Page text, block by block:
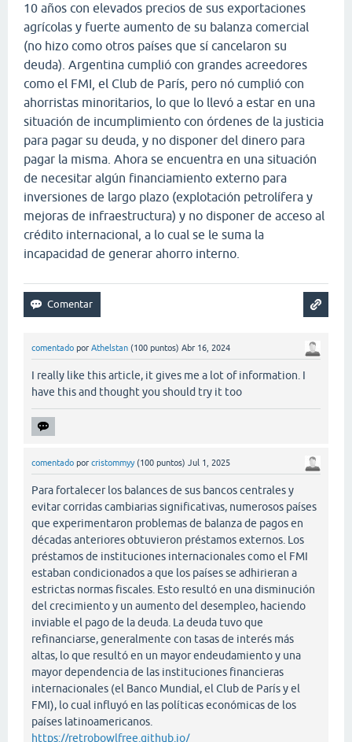
10 años con elevados precios de sus exportaciones
agrícolas y fuerte aumento de su balanza comercial
(no hizo como otros países que sí cancelaron su
deuda). Argentina cumplió con grandes acreedores
como el FMI, el Club de París, pero nó cumplió con
ahorristas minoritarios, lo que lo llevó a estar en una
situación de incumplimiento con órdenes de la justicia
para pagar su deuda, y no disponer del dinero para
pagar la misma. Ahora se encuentra en una situación
de necesitar algún financiamiento externo para
inversiones de largo plazo (explotación petrolífera y
mejoras de infraestructura) y no disponer de acceso al
crédito internacional, a lo cual se le suma la
incapacidad de generar ahorro interno.
comentado por Athelstan (100 puntos) Abr 16, 2024
I really like this article, it gives me a lot of information. I
have this and thought you should try it too
comentado por cristommyy (100 puntos) Jul 1, 2025
Para fortalecer los balances de sus bancos centrales y
evitar corridas cambiarias significativas, numerosos países
que experimentaron problemas de balanza de pagos en
décadas anteriores obtuvieron préstamos externos. Los
préstamos de instituciones internacionales como el FMI
estaban condicionados a que los países se adhirieran a
estrictas normas fiscales. Esto resultó en una disminución
del crecimiento y un aumento del desempleo, haciendo
inviable el pago de la deuda. La deuda tuvo que
refinanciarse, generalmente con tasas de interés más
altas, lo que resultó en un mayor endeudamiento y una
mayor dependencia de las instituciones financieras
internacionales (el Banco Mundial, el Club de París y el
FMI), lo cual influyó en las políticas económicas de los
países latinoamericanos.
https://retrobowlfree.github.io/